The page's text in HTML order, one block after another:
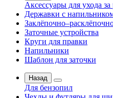
Аксессуары для ухода
Державки с
Заточные устройства
Круги для правки
Напильники
Шаблон для заточки
Назад
Для бензопил